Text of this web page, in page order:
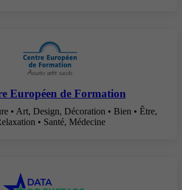
Européen de Formation
• Art, Design, Décoration • Bien • Être,
• Santé, Médecine